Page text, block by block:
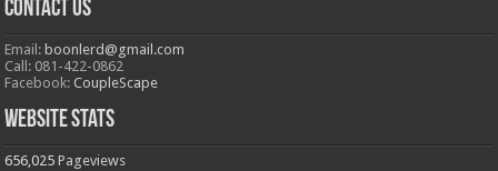
Contact Us
Email: boonlerd@gmail.com
Call: 081-422-0862
Facebook:CoupleScape
Website Stats
656,025 Pageviews